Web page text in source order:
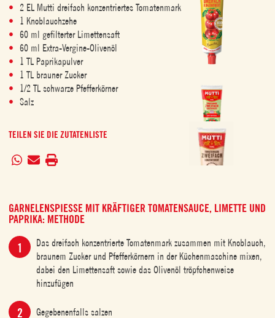
2 EL Mutti dreifach konzentriertes Tomatenmark
1 Knoblauchzehe
60 ml gefilterter Limettensaft
60 ml Extra-Vergine-Olivenöl
1 TL Paprikapulver
1 TL brauner Zucker
1/2 TL schwarze Pfefferkörner
Salz
TEILEN SIE DIE ZUTATENLISTE
GARNELENSPIESSE MIT KRÄFTIGER TOMATENSAUCE, LIMETTE UND
PAPRIKA: METHODE
Das dreifach konzentrierte Tomatenmark zusammen mit Knoblauch,
braunem Zucker und Pfefferkörnern in der Küchenmaschine mixen,
dabei den Limettensaft sowie das Olivenöl tröpfchenweise
hinzufügen
Gegebenenfalls salzen